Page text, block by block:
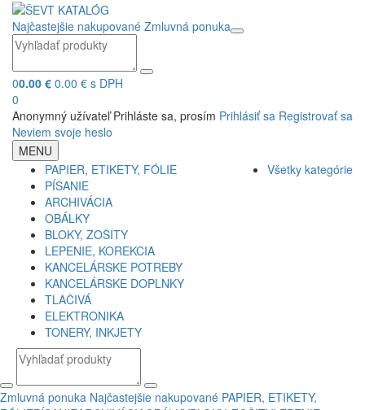
Najčastejšie nakupované Zmluvná ponuka
00.00 € 0.00 € s DPH
0
Anonymný užívateľ Prihláste sa, prosím Prihlásiť sa Registrovať sa
Neviem svoje heslo
MENU
PAPIER, ETIKETY, FÓLIE
PÍSANIE
ARCHIVÁCIA
OBÁLKY
BLOKY, ZOŠITY
LEPENIE, KOREKCIA
KANCELÁRSKE POTREBY
KANCELÁRSKE DOPLNKY
TLAČIVÁ
ELEKTRONIKA
TONERY, INKJETY
Všetky kategórie
Zmluvná ponuka Najčastejšie nakupované PAPIER, ETIKETY,